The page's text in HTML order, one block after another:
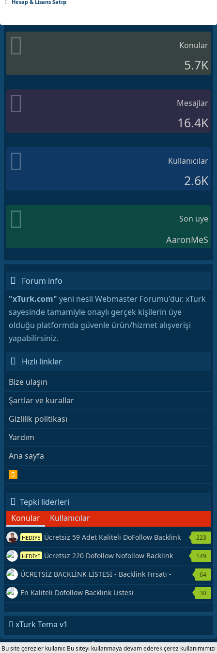
Hesap & Lisans Satışı
Konular
5.7K
Mesajlar
16.4K
Kullanıcılar
2.6K
Son üye
AaronMeS
Forum info
"xTurk.com" yeni nesil Webmaster Forumu'dur. xTurk
sayesinde tamamiyle onaylı gerçek kişilerin üye
olduğu platformda güvenle ürün/hizmet alışverişi
yapabilirsiniz.
Hızlı linkler
Bize ulaşın
Şartlar ve kurallar
Gizlilik politikası
Yardım
Ana sayfa
S
Tepki liderleri
Konular
Kullanıcılar
HEDİYE Ücretsiz 59 Adet Kaliteli DoFollow Backlink
Kaynağı Veriyorum.
223
HEDİYE Ücretsiz 220 Dofollow Nofollow Backlink
Veriyorum
149
ÜCRETSİZ BACKLİNK LİSTESİ - Backlink Fırsatı -
Hemen Yetiş!
64
En Kaliteli Dofollow Backlink Listesi 30
xTurk Tema v1
Forum software by XenForo® © 2010-2020 XenForo Ltd.|Add-Onsby
Bu site çerezler kullanır. Bu siteyi kullanmaya devam ederek çerez kullanımımızı